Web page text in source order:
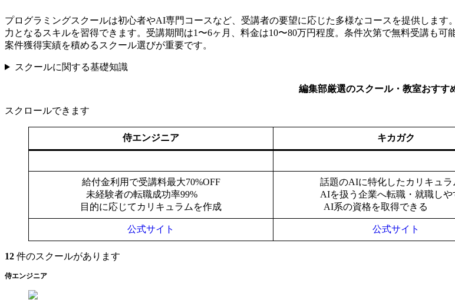
プログラミングスクールは初心者やAI専門コースなど、受講者の要望に応じた多様なコースを提供しま
力となるスキルを習得できます。受講期間は1〜6ヶ月、料金は10〜80万円程度。条件次第で無料受講も
案件獲得実績を積めるスクール選びが重要です。
スクールに関する基礎知識
編集部厳選のスクール・教室おすす
スクロールできます
侍エンジニア キカガク
給付金利用で受講料最大70%OFF
未経験者の転職成功率99%
目的に応じてカリキュラムを作成
話題のAIに特化したカリキュラ
AIを扱う企業へ転職・就職しや
AI系の資格を取得できる
公式サイト 公式サイト
12 件のスクールがあります
侍エンジニア